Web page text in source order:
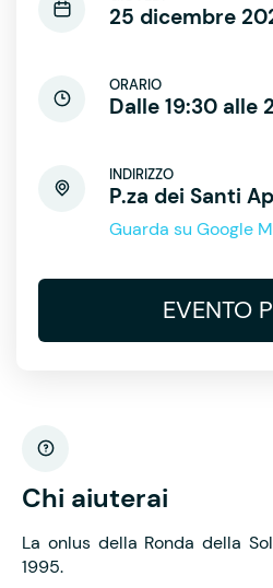
25 dicembre
ORARIO
Dalle 19:30 alle
INDIRIZZO
P.za dei Santi
Guarda su Google
EVENTO
Chi aiuterai
La onlus della Ronda della
1995.